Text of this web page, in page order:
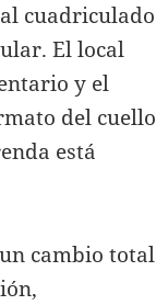
cuadriculado
El local
y el
del cuello
está
cambio total